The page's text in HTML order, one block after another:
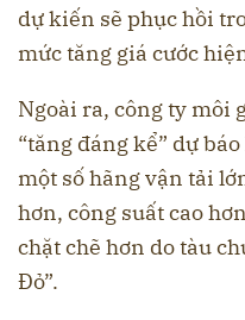
dự kiến sẽ phục hồi
mức tăng giá cước
Ngoài ra, công ty môi
“tăng đáng kể” dự
một số hãng vận tải
hơn, công suất cao
chặt chẽ hơn do tàu
Đỏ”.